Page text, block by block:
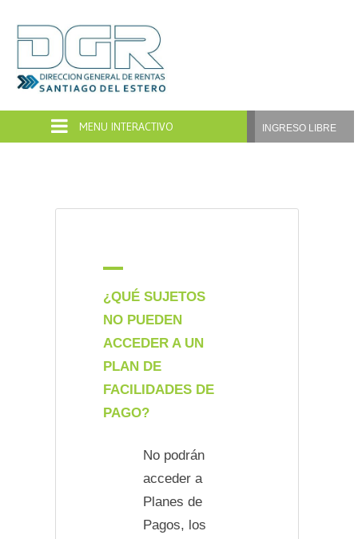
INGRESO LIBRE
A
¿QUÉ SUJETOS
NO PUEDEN
ACCEDER A UN
PLAN DE
FACILIDADES DE
PAGO?
No podrán
acceder a
Planes de
Pagos, los